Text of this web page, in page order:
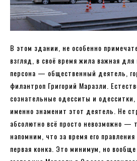
В этом здании, не особенно
взгляд, в своё время жила важная
персона — общественный деятель,
филантроп Григорий Маразли.
сознательные одесситы и
именно знаменит этот деятель. Не
абсолютно всё просто невозможно —
напомним, что за время его
первая конка. Это минимум, но